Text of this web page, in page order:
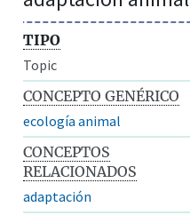
TIPO
Topic
CONCEPTO GENÉRICO
ecología animal
CONCEPTOS
RELACIONADOS
adaptación